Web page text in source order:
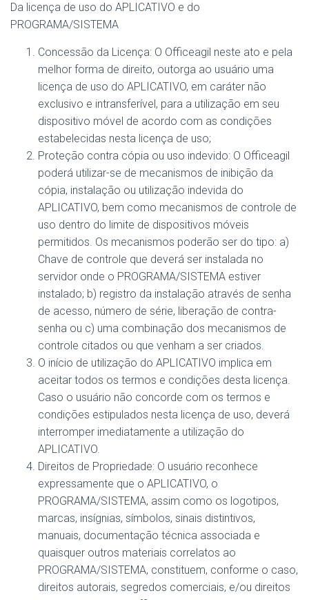
Da licença de uso do APLICATIVO e do
PROGRAMA/SISTEMA
Concessão da Licença: O Officeagil neste ato e pela
melhor forma de direito, outorga ao usuário uma
licença de uso do APLICATIVO, em caráter não
exclusivo e intransferível, para a utilização em seu
dispositivo móvel de acordo com as condições
estabelecidas nesta licença de uso;
Proteção contra cópia ou uso indevido: O Officeagil
poderá utilizar-se de mecanismos de inibição da
cópia, instalação ou utilização indevida do
APLICATIVO, bem como mecanismos de controle de
uso dentro do limite de dispositivos móveis
permitidos. Os mecanismos poderão ser do tipo: a)
Chave de controle que deverá ser instalada no
servidor onde o PROGRAMA/SISTEMA estiver
instalado; b) registro da instalação através de senha
de acesso, número de série, liberação de contra-
senha ou c) uma combinação dos mecanismos de
controle citados ou que venham a ser criados.
O início de utilização do APLICATIVO implica em
aceitar todos os termos e condições desta licença.
Caso o usuário não concorde com os termos e
condições estipulados nesta licença de uso, deverá
interromper imediatamente a utilização do
APLICATIVO.
Direitos de Propriedade: O usuário reconhece
expressamente que o APLICATIVO, o
PROGRAMA/SISTEMA, assim como os logotipos,
marcas, insígnias, símbolos, sinais distintivos,
manuais, documentação técnica associada e
quaisquer outros materiais correlatos ao
PROGRAMA/SISTEMA, constituem, conforme o caso,
direitos autorais, segredos comerciais, e/ou direitos